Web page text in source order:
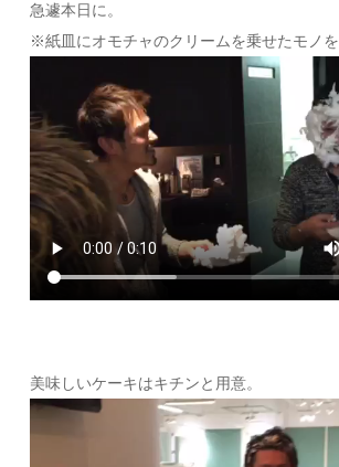
急遽本日に。
※紙皿にオモチャのクリームを乗せたモノを
美味しいケーキはキチンと用意。